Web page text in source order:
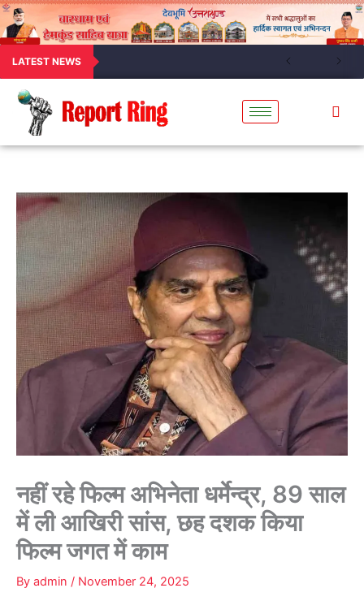
LATEST NEWS
नहीं रहे फिल्म अभिनेता धर्मेन्द्र, 89 साल
में ली आखिरी सांस, छह दशक किया
फिल्म जगत में काम
By admin / November 24, 2025